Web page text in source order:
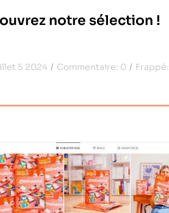
notre sélection !
5 2024 Commentaire: 0 Frappé: